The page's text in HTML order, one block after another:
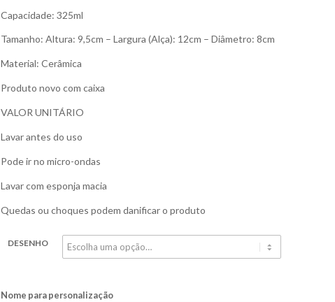
Capacidade: 325ml
Tamanho: Altura: 9,5cm – Largura (Alça): 12cm – Diâmetro: 8cm
Material: Cerâmica
Produto novo com caixa
VALOR UNITÁRIO
Lavar antes do uso
Pode ir no micro-ondas
Lavar com esponja macia
Quedas ou choques podem danificar o produto
DESENHO
Nome para personalização